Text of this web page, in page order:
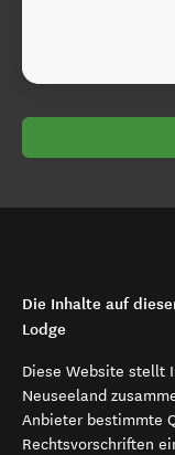
Die Inhalte auf
Lodge
Diese Website stellt
Neuseeland
Anbieter bestimmte
Rechtsvorschriften